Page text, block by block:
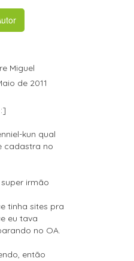
Miguel
de 2011
kun qual
cadastra no
irmão
tinha sites pra
eu tava
no OA.
então